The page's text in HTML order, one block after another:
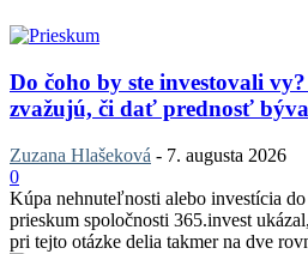
Do čoho by ste investovali
zvažujú, či dať prednosť
Zuzana Hlašeková - 7. augusta 2026
0
Kúpa nehnuteľnosti alebo investícia
prieskum spoločnosti 365.invest
pri tejto otázke delia takmer na dve